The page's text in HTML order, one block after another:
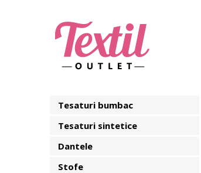
Tesaturi bumbac
Tesaturi sintetice
Dantele
Stofe